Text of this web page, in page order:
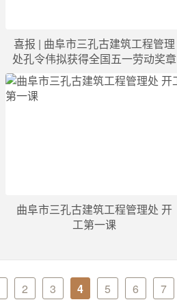
喜报 | 曲阜市三孔古建筑工程管理
处孔令伟拟获得全国五一劳动奖章
曲阜市三孔古建筑工程管理处 开
工第一课
2 3 4 5 6 7